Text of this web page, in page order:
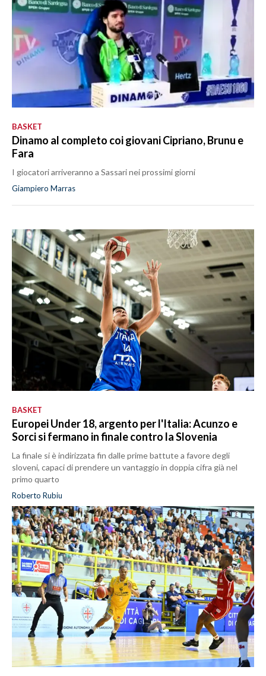
BASKET
Dinamo al completo coi giovani Cipriano, Brunu e
Fara
I giocatori arriveranno a Sassari nei prossimi giorni
Giampiero Marras
BASKET
Europei Under 18, argento per l'Italia: Acunzo e
Sorci si fermano in finale contro la Slovenia
La finale si è indirizzata fin dalle prime battute a favore degli
sloveni, capaci di prendere un vantaggio in doppia cifra già nel
primo quarto
Roberto Rubiu